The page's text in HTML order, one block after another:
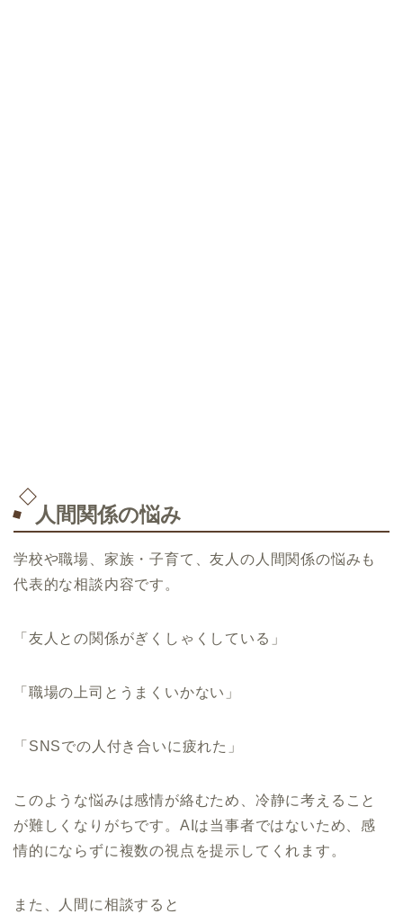
人間関係の悩み
学校や職場、家族・子育て、友人の人間関係の悩みも
代表的な相談内容です。
「友人との関係がぎくしゃくしている」
「職場の上司とうまくいかない」
「SNSでの人付き合いに疲れた」
このような悩みは感情が絡むため、冷静に考えること
が難しくなりがちです。AIは当事者ではないため、感
情的にならずに複数の視点を提示してくれます。
また、人間に相談すると